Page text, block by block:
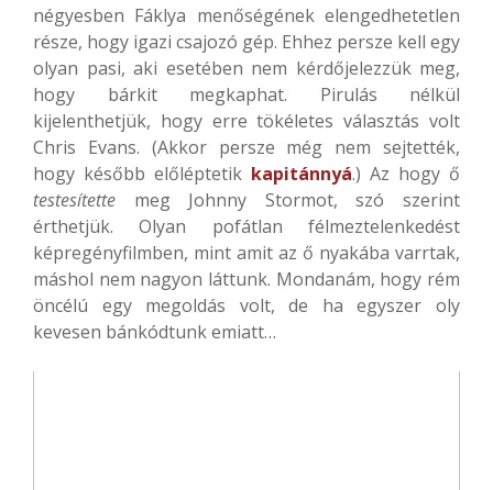
négyesben Fáklya menőségének elengedhetetlen
része, hogy igazi csajozó gép. Ehhez persze kell egy
olyan pasi, aki esetében nem kérdőjelezzük meg,
hogy bárkit megkaphat. Pirulás nélkül
kijelenthetjük, hogy erre tökéletes választás volt
Chris Evans. (Akkor persze még nem sejtették,
hogy később előléptetik kapitánnyá.) Az hogy ő
testesítette meg Johnny Stormot, szó szerint
érthetjük. Olyan pofátlan félmeztelenkedést
képregényfilmben, mint amit az ő nyakába varrtak,
máshol nem nagyon láttunk. Mondanám, hogy rém
öncélú egy megoldás volt, de ha egyszer oly
kevesen bánkódtunk emiatt…